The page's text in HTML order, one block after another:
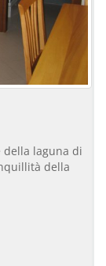
della laguna di
della